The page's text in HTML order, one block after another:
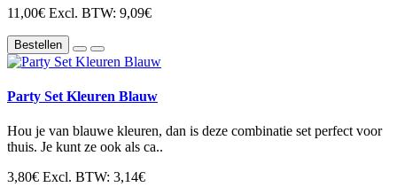
11,00€ Excl. BTW: 9,09€
Bestellen
Party Set Kleuren Blauw
Hou je van blauwe kleuren, dan is deze combinatie set perfect voor
thuis. Je kunt ze ook als ca..
3,80€ Excl. BTW: 3,14€